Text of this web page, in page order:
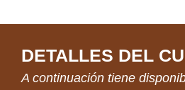
DETALLES DEL
A continuación tiene